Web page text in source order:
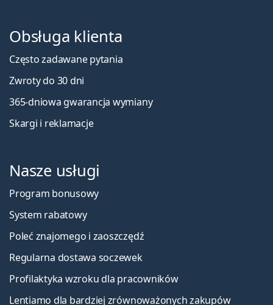
Obsługa klienta
Często zadawane pytania
Zwroty do 30 dni
365-dniowa gwarancja wymiany
Skargi i reklamacje
Nasze usługi
Program bonusowy
System rabatowy
Poleć znajomego i zaoszczędź
Regularna dostawa soczewek
Profilaktyka wzroku dla pracowników
Lentiamo dla bardziej zrównoważonych zakupów